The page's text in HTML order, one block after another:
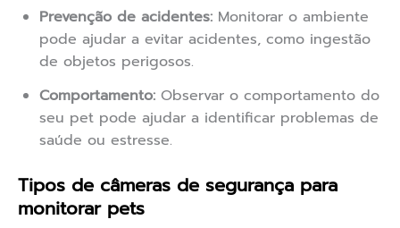
Prevenção de acidentes: Monitorar o ambiente
pode ajudar a evitar acidentes, como ingestão
de objetos perigosos.
Comportamento: Observar o comportamento do
seu pet pode ajudar a identificar problemas de
saúde ou estresse.
Tipos de câmeras de segurança para
monitorar pets